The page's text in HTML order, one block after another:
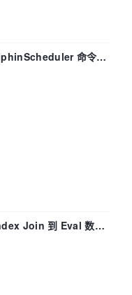
命令行
Join 到 Eval 数据